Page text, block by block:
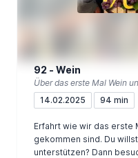
92 - Wein
Über das erste Mal Wein
14.02.2025
94 min
Erfahrt wie wir das erste
gekommen sind. Du willst mehr von uns hören und uns
unterstützen? Dann